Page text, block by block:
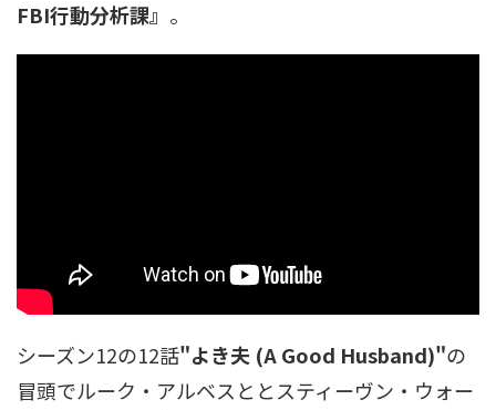
FBI行動分析課』 。
シーズン12の12話"よき夫 (A Good Husband)"の
冒頭でルーク・アルベスととスティーヴン・ウォー